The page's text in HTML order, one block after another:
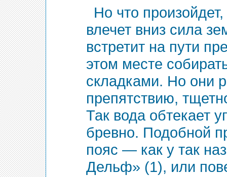
Но что
влечет вниз сила
встретит на пути
этом месте
складками. Но они
препятствию,
Так вода обтекает
бревно. Подобной
пояс — как у так
Дельф» (1), или